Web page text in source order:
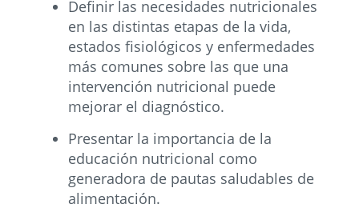
Definir las necesidades nutricionales
en las distintas etapas de la vida,
estados fisiológicos y enfermedades
más comunes sobre las que una
intervención nutricional puede
mejorar el diagnóstico.
Presentar la importancia de la
educación nutricional como
generadora de pautas saludables de
alimentación.